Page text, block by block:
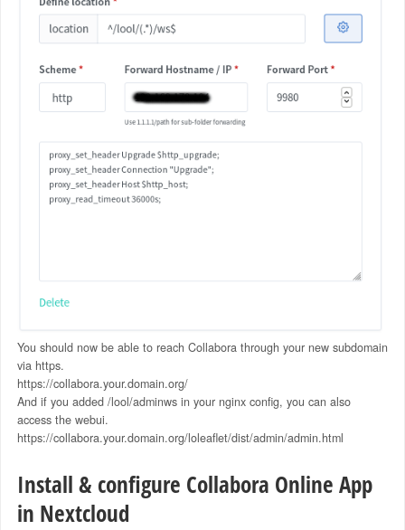
You should now be able to reach Collabora through your new subdomain
via https.
https://collabora.your.domain.org/
And if you added /lool/adminws in your nginx config, you can also
access the webui.
https://collabora.your.domain.org/loleaflet/dist/admin/admin.html
Install & configure Collabora Online App
in Nextcloud